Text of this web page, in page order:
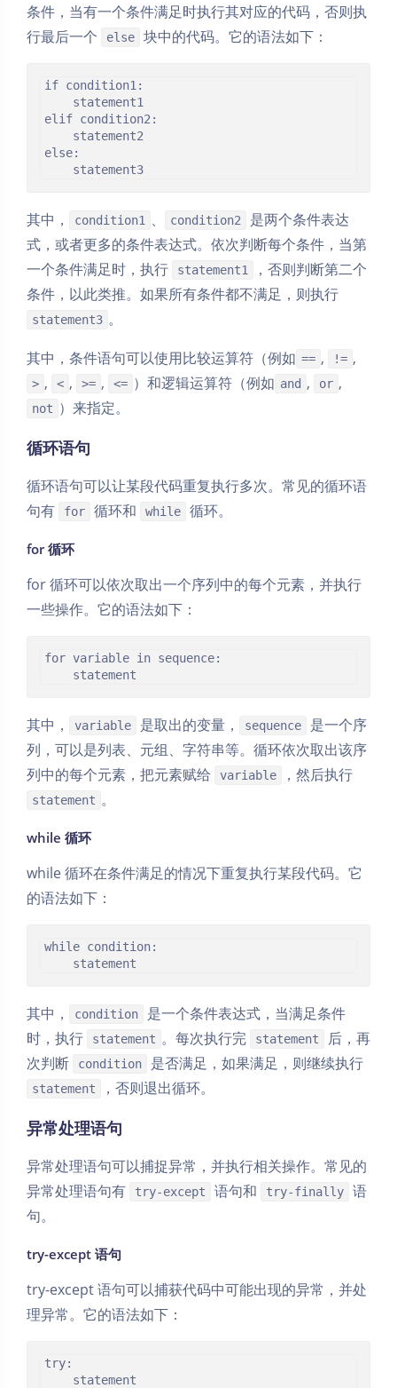
条件，当有一个条件满足时执行其对应的代码，否则执
行最后一个
else 块中的代码。它的语法如下：
if condition1:
elif condition2:
else:
其中， condition1 、 condition2
是两个条件表达
式，或者更多的条件表达式。依次判断每个条件，当第
一个条件满足时，执行
statement1
，否则判断第二个
条件，以此类推。如果所有条件都不满足，则执行
statement3 。
其中，条件语句可以使用比较运算符（例如 == , != ,
> , < , >= , <= ）和逻辑运算符（例如 and , or ,
not ）来指定。
循环语句
循环语句可以让某段代码重复执行多次。常见的循环语
句有
for 循环和 while 循环。
for 循环
for 循环可以依次取出一个序列中的每个元素，并执行
一些操作。它的语法如下：
for variable in sequence:
其中， variable 是取出的变量， sequence
是一个序
列，可以是列表、元组、字符串等。循环依次取出该序
列中的每个元素，把元素赋给
variable ，然后执行
statement 。
while 循环
while 循环在条件满足的情况下重复执行某段代码。它
的语法如下：
while condition:
其中， condition
是一个条件表达式，当满足条件
时，执行
statement 。每次执行完 statement
后，再
次判断
condition 是否满足，如果满足，则继续执行
statement ，否则退出循环。
异常处理语句
异常处理语句可以捕捉异常，并执行相关操作。常见的
异常处理语句有
try-except 语句和 try-finally
语
句。
try-except 语句
try-except 语句可以捕获代码中可能出现的异常，并处
理异常。它的语法如下：
try: